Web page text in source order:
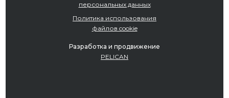
персональных данных
Политика использования
файлов cookie
Разработка и продвижение
PELICAN